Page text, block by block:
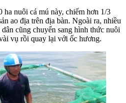
ha nuôi cá mú này, chiếm hơn 1/3
ao địa trên địa bàn. Ngoài ra, nhiều
cũng chuyển sang hình thức nuôi
vụ rồi quay lại với ốc hương.